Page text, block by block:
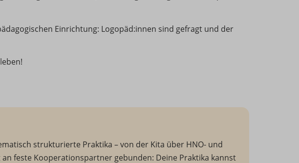
Einrichtung: Logopäd:innen sind gefragt und der
strukturierte Praktika – von der Kita über HNO- und
feste Kooperationspartner gebunden: Deine Praktika kannst